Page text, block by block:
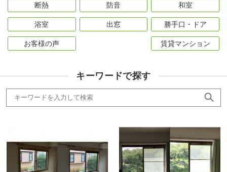
断熱 防音 和室
浴室 出窓 勝手口・ドア
お客様の声 賃貸マンション
キーワードで探す